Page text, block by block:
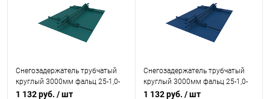
Снегозадержатель трубчатый
круглый 3000мм фальц 25-1,0-
1,0-3 холоднокатанная сталь с
1 132 руб. / шт
Снегозадержатель трубчатый
круглый 3000мм фальц 25-1,0-
1,0-3 холоднокатанная сталь с
1 132 руб. / шт